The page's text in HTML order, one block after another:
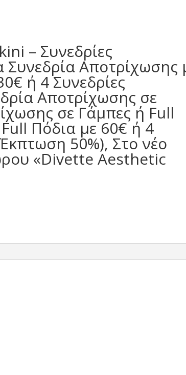
– Συνεδρίες
Αποτρίχωσης
ή 4 Συνεδρίες
Αποτρίχωσης σε
σε Γάμπες ή Full
Πόδια με 60€ ή 4
50%), Στο νέο
«Divette Aesthetic